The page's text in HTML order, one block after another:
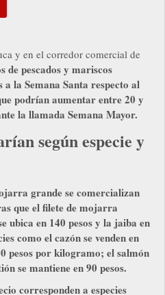
y en el corredor comercial de
de pescados y mariscos
la Semana Santa respecto al
podrían aumentar entre 20 y
la llamada Semana Mayor.
según especie y
grande se comercializan
que el filete de mojarra
ubica en 140 pesos y la jaiba en
como el cazón se venden en
pesos por kilogramo; el salmón
se mantiene en 90 pesos.
corresponden a especies